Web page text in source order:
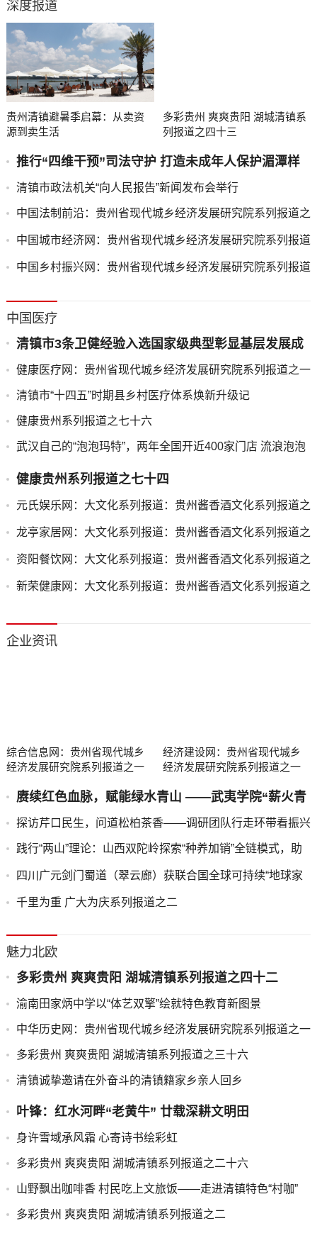
深度报道
贵州清镇避暑季启幕：从卖资
源到卖生活
多彩贵州 爽爽贵阳 湖城清镇系
列报道之四十三
推行“四维干预”司法守护 打造未成年人保护湄潭样
板
清镇市政法机关“向人民报告”新闻发布会举行
中国法制前沿：贵州省现代城乡经济发展研究院系列报道之
中国城市经济网：贵州省现代城乡经济发展研究院系列报道
中国乡村振兴网：贵州省现代城乡经济发展研究院系列报道
中国医疗
清镇市3条卫健经验入选国家级典型彰显基层发展成
效
健康医疗网：贵州省现代城乡经济发展研究院系列报道之一
清镇市“十四五”时期县乡村医疗体系焕新升级记
健康贵州系列报道之七十六
武汉自己的“泡泡玛特”，两年全国开近400家门店 流浪泡泡
健康贵州系列报道之七十四
元氏娱乐网：大文化系列报道：贵州酱香酒文化系列报道之
龙亭家居网：大文化系列报道：贵州酱香酒文化系列报道之
资阳餐饮网：大文化系列报道：贵州酱香酒文化系列报道之
新荣健康网：大文化系列报道：贵州酱香酒文化系列报道之
企业资讯
综合信息网：贵州省现代城乡
经济发展研究院系列报道之一
经济建设网：贵州省现代城乡
经济发展研究院系列报道之一
赓续红色血脉，赋能绿水青山 ——武夷学院“薪火青
绿”实践团队深入金坑乡调研红绿融合发展
探访芹口民生，问道松柏茶香——调研团队行走环带看振兴
践行“两山”理论：山西双陀岭探索“种养加销”全链模式，助
四川广元剑门蜀道（翠云廊）获联合国全球可持续“地球家
千里为重 广大为庆系列报道之二
魅力北欧
多彩贵州 爽爽贵阳 湖城清镇系列报道之四十二
渝南田家炳中学以“体艺双擎”绘就特色教育新图景
中华历史网：贵州省现代城乡经济发展研究院系列报道之一
多彩贵州 爽爽贵阳 湖城清镇系列报道之三十六
清镇诚挚邀请在外奋斗的清镇籍家乡亲人回乡
叶锋：红水河畔“老黄牛” 廿载深耕文明田
身许雪域承风霜 心寄诗书绘彩虹
多彩贵州 爽爽贵阳 湖城清镇系列报道之二十六
山野飘出咖啡香 村民吃上文旅饭——走进清镇特色“村咖”
多彩贵州 爽爽贵阳 湖城清镇系列报道之二